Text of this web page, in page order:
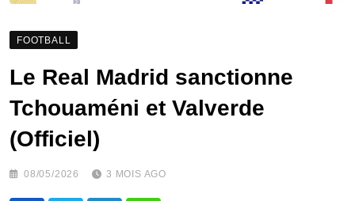
FOOTBALL
Le Real Madrid sanctionne
Tchouaméni et Valverde
(Officiel)
08/05/2026 3 MOIS AGO